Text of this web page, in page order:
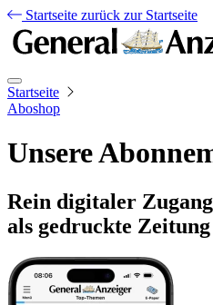
Startseite zurück zur Startseite
Startseite
Aboshop
Unsere
Rein digitaler
als gedruckte Zeitung